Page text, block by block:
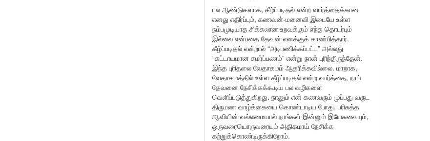
பல ஆண்டுகளாக, கீழ்ப்படிதல் என்ற வார்த்தைக்கான
எனது எதிர்ப்பும், கணவன்-மனைவி இடையே உள்ள
நம்பமுடியாத சிக்கலான உறவுக்கும் எந்த தொடர்பும்
இல்லை என்பதை தேவன் எனக்குக் காண்பித்தார்.
கீழ்ப்படிதல் என்றால் “அடிபணிக்கப்பட்ட” அல்லது
“கட்டாயமான சமர்ப்பணம்” என்று நான் புரிந்திருந்தேன்.
இந்த புரிதலை வேதாகமம் ஆதரிக்கவில்லை. மாறாக,
வேதாகமத்தில் உள்ள கீழ்ப்படிதல் என்ற வார்த்தை, நாம்
தேவனை நேசிக்கக்கூடிய பல வழிகளை
வெளிப்படுத்துகிறது. நானும் என் கணவரும் முப்பது வருட
திருமண வாழ்க்கையை கொண்டாடிய போது, பரிசுத்த
ஆவியின் வல்லமையால் நாங்கள் இன்னும் இயேசுவையும்,
ஒருவரையொருவரையும் அதிகமாய் நேசிக்க
கற்றுக்கொண்டிருக்கிறோம்.